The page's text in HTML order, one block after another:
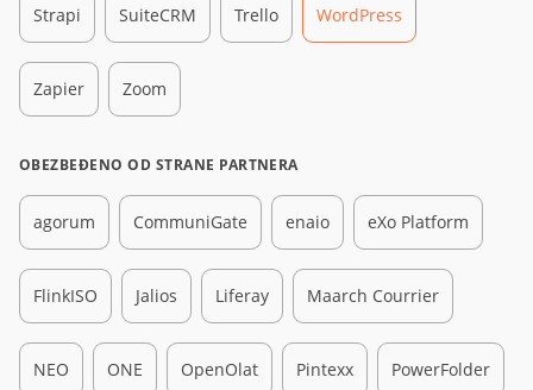
Strapi SuiteCRM Trello WordPress
Zapier Zoom
OBEZBEĐENO OD STRANE PARTNERA
agorum CommuniGate enaio eXo Platform
FlinkISO Jalios Liferay Maarch Courrier
NEO ONE OpenOlat Pintexx PowerFolder